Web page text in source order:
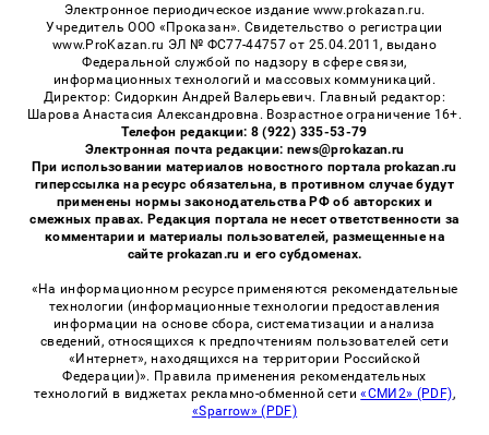
Электронное периодическое издание www.prokazan.ru.
Учредитель ООО «Проказан». Cвидетельство о регистрации
www.ProKazan.ru ЭЛ № ФС77-44757 от 25.04.2011, выдано
Федеральной службой по надзору в сфере связи,
информационных технологий и массовых коммуникаций.
Директор: Сидоркин Андрей Валерьевич. Главный редактор:
Шарова Анастасия Александровна. Возрастное ограничение 16+.
Телефон редакции: 8 (922) 335-53-79
Электронная почта редакции: news@prokazan.ru
При использовании материалов новостного портала prokazan.ru
гиперссылка на ресурс обязательна, в противном случае будут
применены нормы законодательства РФ об авторских и
смежных правах. Редакция портала не несет ответственности за
комментарии и материалы пользователей, размещенные на
сайте prokazan.ru и его субдоменах.
«На информационном ресурсе применяются рекомендательные
технологии (информационные технологии предоставления
информации на основе сбора, систематизации и анализа
сведений, относящихся к предпочтениям пользователей сети
«Интернет», находящихся на территории Российской
Федерации)». Правила применения рекомендательных
технологий в виджетах рекламно-обменной сети«СМИ2» (PDF),
«Sparrow» (PDF)